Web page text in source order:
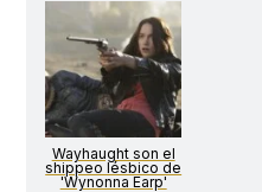
Wayhaught son el
shippeo lésbico de
'Wynonna Earp'